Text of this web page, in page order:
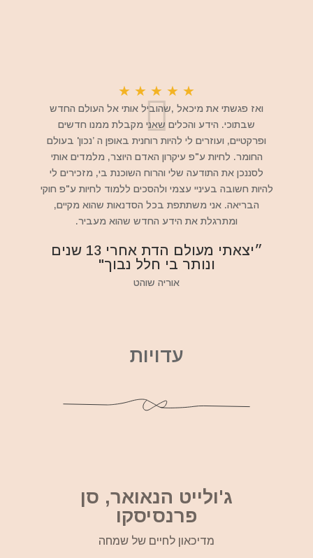
★
★
★
★
★
ואז פגשתי את מיכאל ,שהוביל אותי אל העולם החדש
שבתוכי. הידע והכלים שאני מקבלת ממנו חדשים
ופרקטיים, ועוזרים לי להיות רוחנית באופן ה ’נכון' בעולם
החומר. לחיות ע"פ עיקרון האדם היוצר, מלמדים אותי
לסננכן את התודעה שלי והרוח השוכנת בי, מזכירים לי
להיות חשובה בעיניי עצמי ולהסכים ללמוד לחיות ע"פ חוקי
הבריאה. אני משתתפת בכל הסדנאות שהוא מקיים,
ומתרגלת את הידע החדש שהוא מעביר.
״יצאתי מעולם הדת אחרי 13 שנים
ונותר בי חלל נבוך"
אוריה שוהט
עדויות
ג'ולייט הנאואר, סן
פרנסיסקו
מדיכאון לחיים של שמחה